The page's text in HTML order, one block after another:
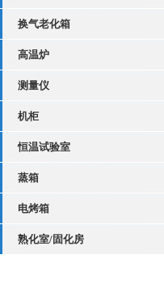
换气老化箱
高温炉
测量仪
机柜
恒温试验室
蒸箱
电烤箱
熟化室/固化房